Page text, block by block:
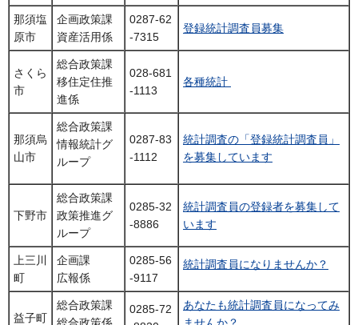
那須塩
原市
企画政策課
資産活用係
0287-62
-7315
登録統計調査員募集
さくら
市
総合政策課
移住定住推
進係
028-681
-1113
各種統計
那須烏
山市
総合政策課
情報統計グ
ループ
0287-83
-1112
統計調査の「登録統計調査員」
を募集しています
下野市
総合政策課
政策推進グ
ループ
0285-32
-8886
統計調査員の登録者を募集して
います
上三川
町
企画課
広報係
0285-56
-9117
統計調査員になりませんか？
益子町
総合政策課
0285-72
あなたも統計調査員になってみ